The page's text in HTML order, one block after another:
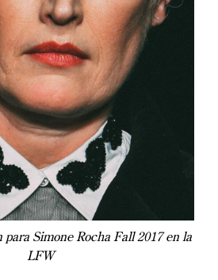
Simone Rocha Fall 2017 en la
LFW